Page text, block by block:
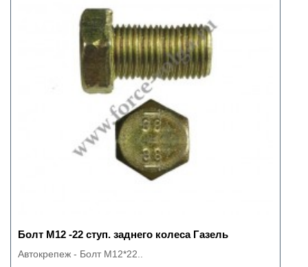
Болт М12 -22 ступ. заднего колеса Газель
Автокрепеж - Болт М12*22..